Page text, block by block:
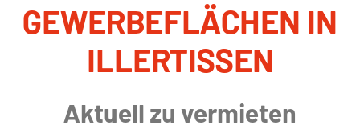
GEWERBEFLÄCHEN IN
ILLERTISSEN
Aktuell zu vermieten